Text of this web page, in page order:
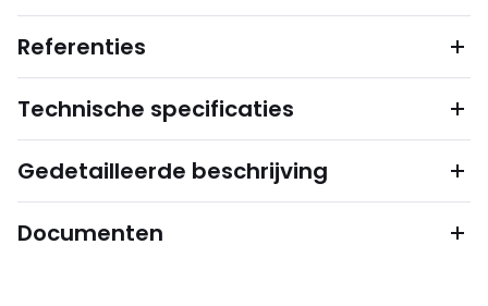
Referenties
Technische specificaties
Gedetailleerde beschrijving
Documenten